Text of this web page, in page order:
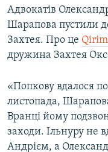
пошуку
ІНТЕРВ'Ю
ВСЕ ЗА ДЕНЬ
СПЕЦПРОЕКТИ
ВІДЕОУРОКИ «ELIFBE»
СВІДЧЕННЯ ОКУПАЦІЇ
УКРАЇНСЬКА ПРОБЛЕМА
Русский
Qırımtatar
Адвокатів
Шарапова пустили
Захтея. Про це
дружина Захтея
«Попкову вдалося
листопада,
Вранці йому
заходи. Ільнуру не
Андрієм, а